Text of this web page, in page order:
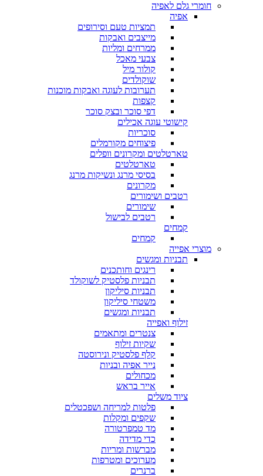
חומרי גלם לאפיה
אפיה
תמציות טעם וסירופים
מייצבים ואבקות
ממרחים ומליות
צבעי מאכל
קולור מיל
שוקולדים
תערובות לעוגה ואבקות מוכנות
קצפות
דפי סוכר ובצק סוכר
קישוטי עוגה אכילים
סוכריות
פיצוחים מקורמלים
טארטלטים ומקרונים וופלים
טארטלטים
בסיסי מרנג ונשיקות מרנג
מקרונים
רטבים ושימורים
שימורים
רטבים לבישול
קמחים
קמחים
מוצרי אפייה
תבניות ומגשים
רינגים וחותכנים
תבניות פלסטיק לשוקולד
תבניות סיליקון
משטחי סיליקון
תבניות ומגשים
זילוף ואפייה
צנטרים ומתאמים
שקיות זילוף
קלף פלסטיק ונירוסטה
נייר אפיה ובניות
מכחולים
אייר בראש
ציוד משלים
פלטות למריחה ושפכטלים
שקפים ומקלות
מד טמפרטורה
כדי מדידה
מברשות ומריות
מערוכים ומטרפות
ברנרים